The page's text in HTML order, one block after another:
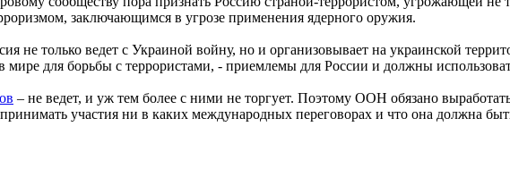
заключающимся в угрозе применения ядерного оружия.
не только ведет с Украиной войну, но и организовывает на украинской
для борьбы с террористами, - приемлемы для России и должны
– не ведет, и уж тем более с ними не торгует. Поэтому ООН обязано
участия ни в каких международных переговорах и что она должна